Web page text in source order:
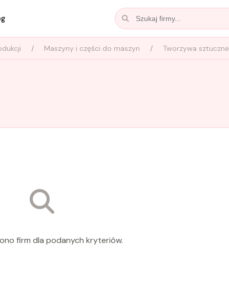
Maszyny i części do maszyn Tworzywa sztuczne
firm dla podanych kryteriów.